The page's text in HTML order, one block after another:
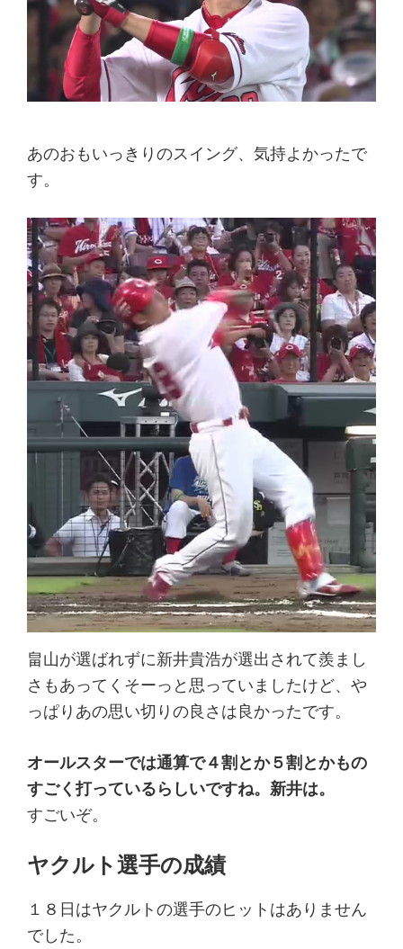
あのおもいっきりのスイング、気持よかったで
す。
畠山が選ばれずに新井貴浩が選出されて羨まし
さもあってくそーっと思っていましたけど、や
っぱりあの思い切りの良さは良かったです。
オールスターでは通算で４割とか５割とかもの
すごく打っているらしいですね。新井は。
すごいぞ。
ヤクルト選手の成績
１８日はヤクルトの選手のヒットはありません
でした。